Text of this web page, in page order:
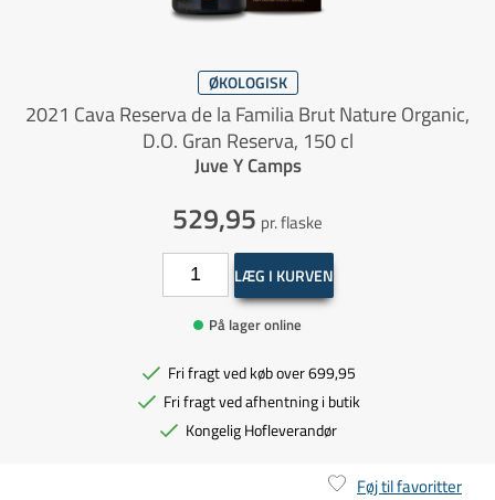
ØKOLOGISK
2021 Cava Reserva de la Familia Brut Nature Organic,
D.O. Gran Reserva, 150 cl
Juve Y Camps
529,95 pr. flaske
LÆG I KURVEN
På lager online
Fri fragt ved køb over 699,95
Fri fragt ved afhentning i butik
Kongelig Hofleverandør
Føj til favoritter